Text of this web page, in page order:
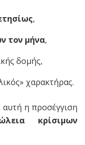
,
τον μήνα,
δομής,
χαρακτήρας.
αυτή η προσέγγιση
κρίσιμων